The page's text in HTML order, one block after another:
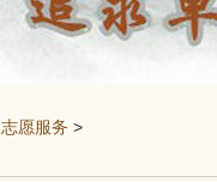
志愿服务 >